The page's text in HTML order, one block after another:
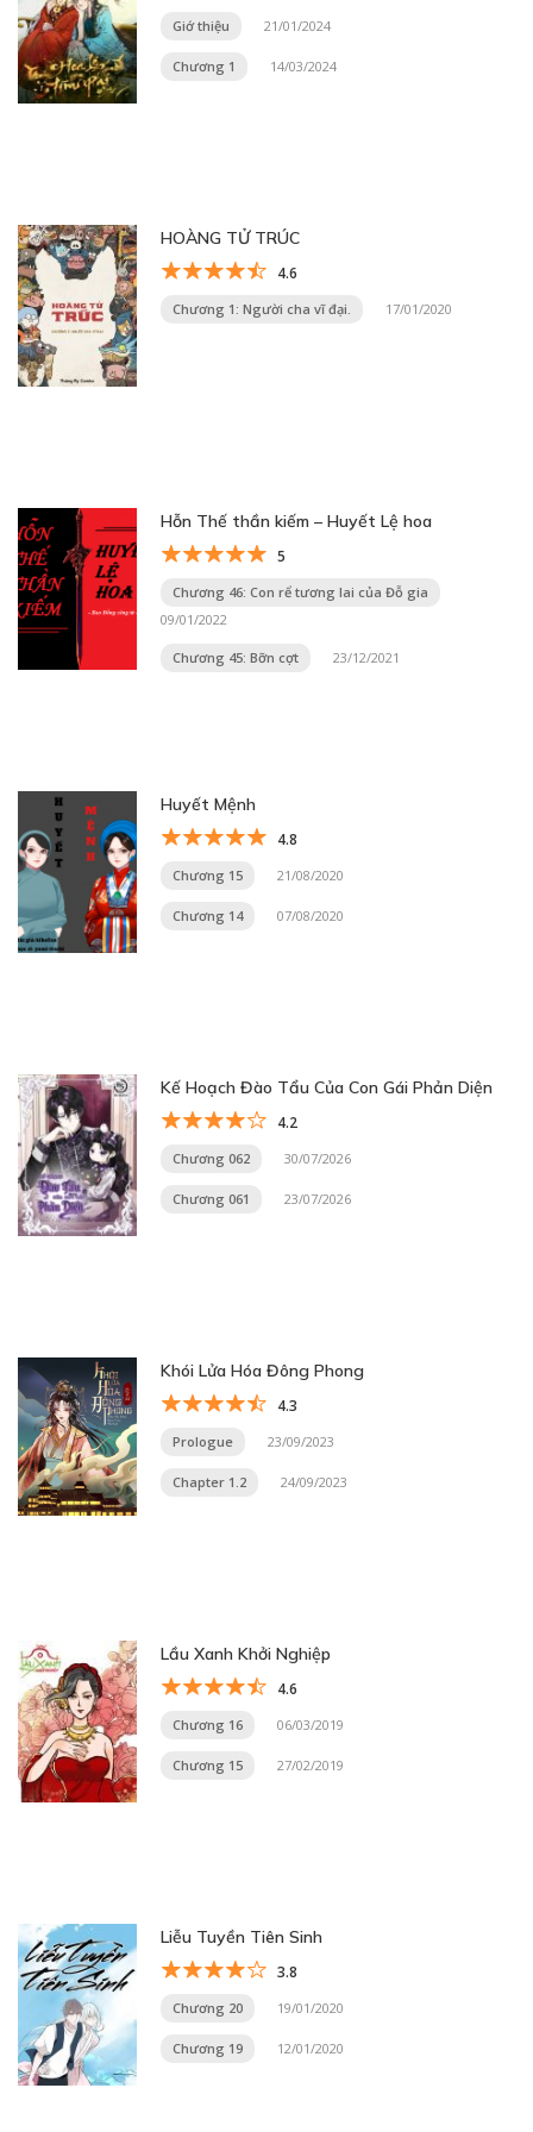
Giớ thiệu 21/01/2024
Chương 1 14/03/2024
HOÀNG TỬ TRÚC
4.6
Chương 1: Người cha vĩ đại. 17/01/2020
Hỗn Thế thần kiếm – Huyết Lệ hoa
5
Chương 46: Con rể tương lai của Đỗ gia
09/01/2022
Chương 45: Bỡn cợt 23/12/2021
Huyết Mệnh
4.8
Chương 15 21/08/2020
Chương 14 07/08/2020
Kế Hoạch Đào Tẩu Của Con Gái Phản Diện
4.2
Chương 062 30/07/2026
Chương 061 23/07/2026
Khói Lửa Hóa Đông Phong
4.3
Prologue 23/09/2023
Chapter 1.2 24/09/2023
Lầu Xanh Khởi Nghiệp
4.6
Chương 16 06/03/2019
Chương 15 27/02/2019
Liễu Tuyền Tiên Sinh
3.8
Chương 20 19/01/2020
Chương 19 12/01/2020